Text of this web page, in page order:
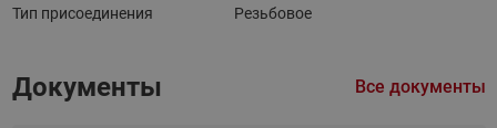
Тип присоединения
Резьбовое
Документы Все документы